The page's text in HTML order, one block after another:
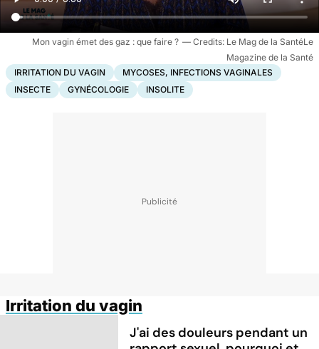
Mon vagin émet des gaz : que faire ?
Le Mag de la SantéLe
Magazine de la Santé
IRRITATION DU VAGIN
MYCOSES, INFECTIONS VAGINALES
INSECTE
GYNÉCOLOGIE INSOLITE
Irritation du vagin
J'ai des douleurs pendant un